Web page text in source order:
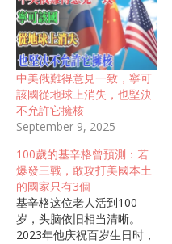
中美俄難得意見一致，寧可
該國從地球上消失，也堅決
不允許它擁核
September 9, 2025
100歲的基辛格曾預測：若
爆發三戰，敢攻打美國本土
的國家只有3個
基辛格这位老人活到100
岁，头脑依旧相当清晰。
2023年他庆祝百岁生日时，